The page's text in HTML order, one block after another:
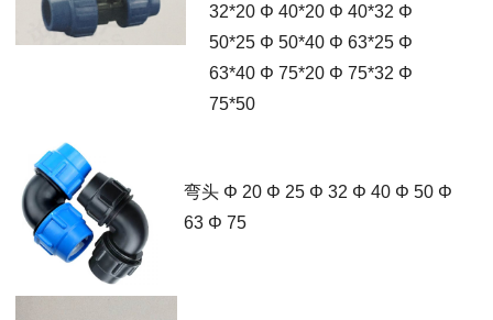
32*20 Φ 40*20 Φ 40*32 Φ
50*25 Φ 50*40 Φ 63*25 Φ
63*40 Φ 75*20 Φ 75*32 Φ
75*50
弯头 Φ 20 Φ 25 Φ 32 Φ 40 Φ 50 Φ
63 Φ 75